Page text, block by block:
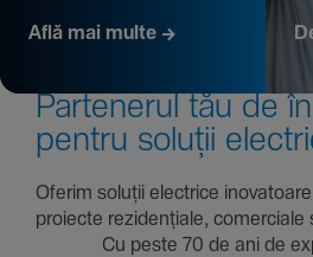
Află mai multe
Parte­nerul tău de
pentru soluții
Oferim soluții electrice
proiecte rezi­den­țiale,
Cu peste 70 de ani de